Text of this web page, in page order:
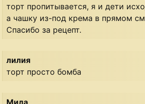
торт пропитывается, я и дети
а чашку из-под крема в прямом
Спасибо за рецепт.
лилия
торт просто бомба
Мила